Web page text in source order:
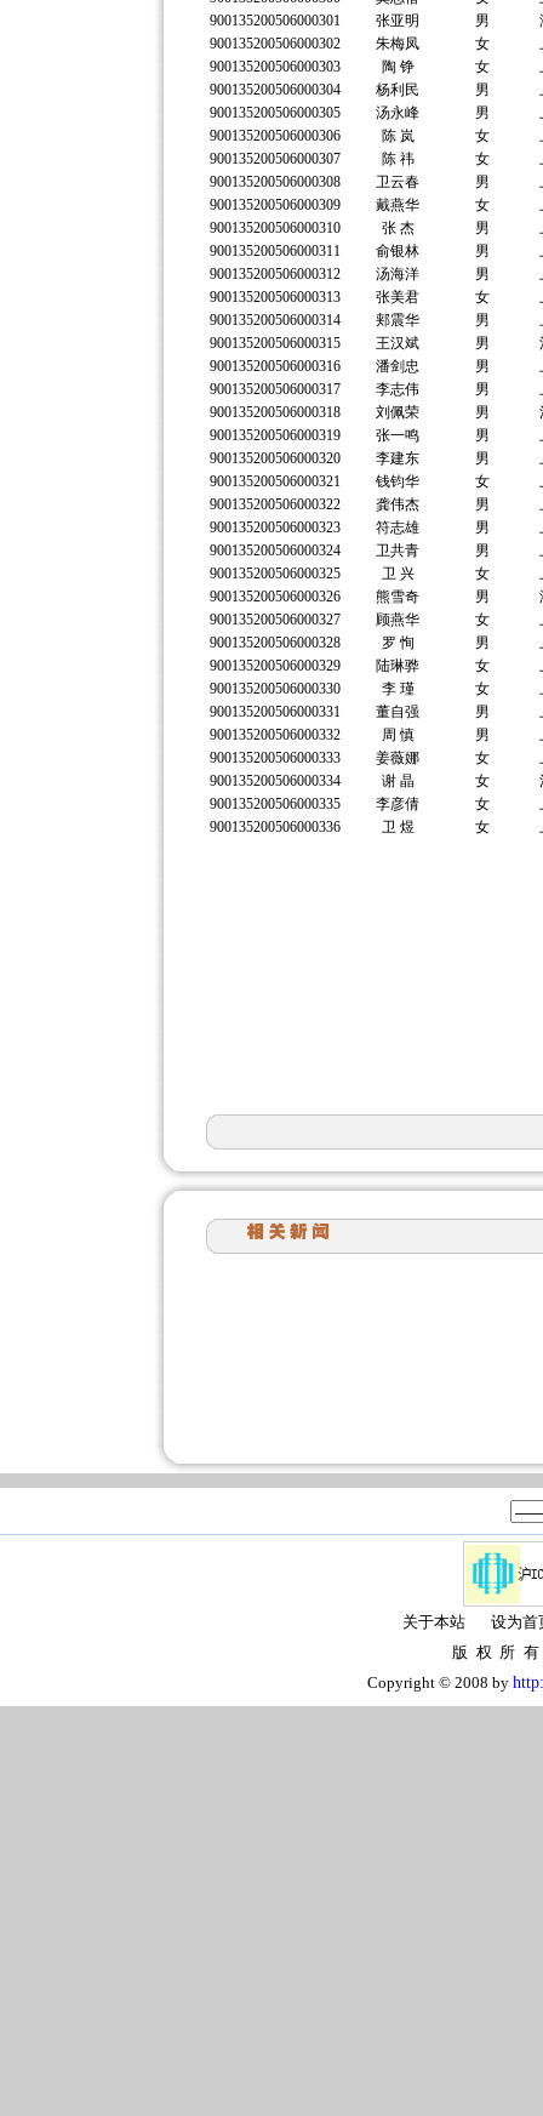
900135200506000301
张亚明 男
900135200506000302
朱梅凤 女
900135200506000303
陶 铮 女
900135200506000304
杨利民 男
900135200506000305
汤永峰 男
900135200506000306
陈 岚 女
900135200506000307
陈 祎 女
900135200506000308
卫云春 男
900135200506000309
戴燕华 女
900135200506000310
张 杰 男
900135200506000311
俞银林 男
900135200506000312
汤海洋 男
900135200506000313
张美君 女
900135200506000314
郏震华 男
900135200506000315
王汉斌 男
900135200506000316
潘剑忠 男
900135200506000317
李志伟 男
900135200506000318
刘佩荣 男
900135200506000319
张一鸣 男
900135200506000320
李建东 男
900135200506000321
钱钧华 女
900135200506000322
龚伟杰 男
900135200506000323
符志雄 男
900135200506000324
卫共青 男
900135200506000325
卫 兴 女
900135200506000326
熊雪奇 男
900135200506000327
顾燕华 女
900135200506000328
罗 恂 男
900135200506000329
陆琳骅 女
900135200506000330
李 瑾 女
900135200506000331
董自强 男
900135200506000332
周 慎 男
900135200506000333
姜薇娜 女
900135200506000334
谢 晶 女
900135200506000335
李彦倩 女
900135200506000336
卫 煜 女